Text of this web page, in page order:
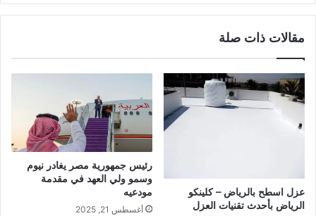
مقالات ذات صلة
عزل اسطح بالرياض – كلينكو
الرياض بأحدث تقنيات العزل
رئيس جمهورية مصر يغادر نيوم
وسمو ولي العهد في مقدمة
مودعيه
أغسطس 21, 2025